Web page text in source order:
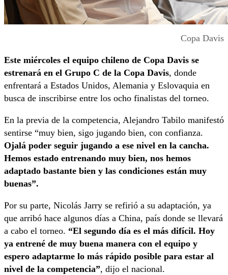
Copa Davis
Este miércoles el equipo chileno de Copa Davis se
estrenará en el Grupo C de la Copa Davis, donde
enfrentará a Estados Unidos, Alemania y Eslovaquia en
busca de inscribirse entre los ocho finalistas del torneo.
En la previa de la competencia, Alejandro Tabilo manifestó
sentirse “muy bien, sigo jugando bien, con confianza.
Ojalá poder seguir jugando a ese nivel en la cancha.
Hemos estado entrenando muy bien, nos hemos
adaptado bastante bien y las condiciones están muy
buenas”.
Por su parte, Nicolás Jarry se refirió a su adaptación, ya
que arribó hace algunos días a China, país donde se llevará
a cabo el torneo. “El segundo día es el más difícil. Hoy
ya entrené de muy buena manera con el equipo y
espero adaptarme lo más rápido posible para estar al
nivel de la competencia”, dijo el nacional.